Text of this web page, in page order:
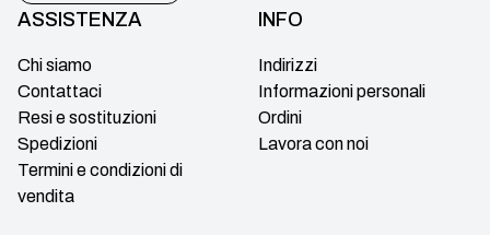
ASSISTENZA
Chi siamo
Contattaci
Resi e sostituzioni
Spedizioni
Termini e condizioni di
vendita
INFO
Indirizzi
Informazioni personali
Ordini
Lavora con noi